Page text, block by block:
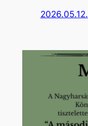
2026.05.12.